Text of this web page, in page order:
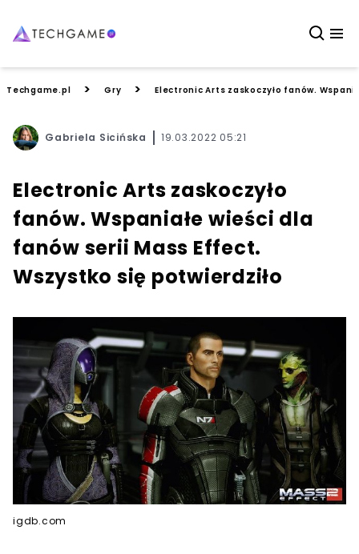
Techgame.pl > Gry > Electronic Arts zaskoczyło fanów.
Gabriela Sicińska 19.03.2022 05:21
Electronic Arts zaskoczyło
fanów. Wspaniałe wieści dla
fanów serii Mass Effect.
Wszystko się potwierdziło
igdb.com